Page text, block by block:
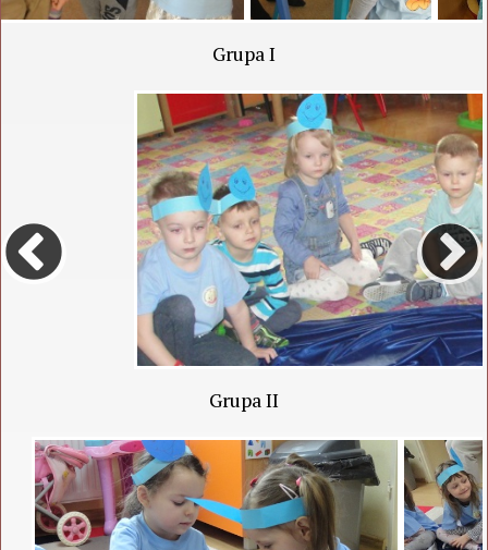
Grupa I
Grupa II